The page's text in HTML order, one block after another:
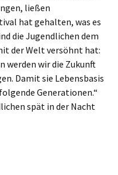
ließen
hat gehalten, was es
die Jugendlichen dem
der Welt versöhnt hat:
werden wir die Zukunft
Damit sie Lebensbasis
Generationen.“
spät in der Nacht